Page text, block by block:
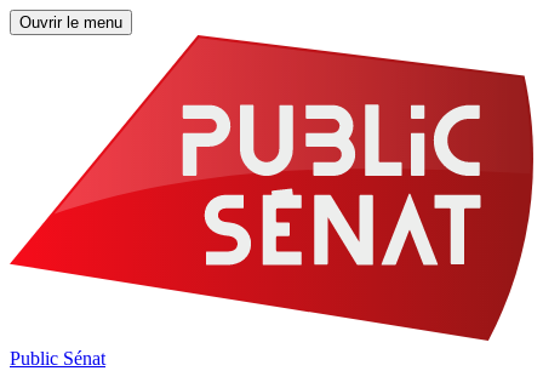
Ouvrir le menu
Public Sénat